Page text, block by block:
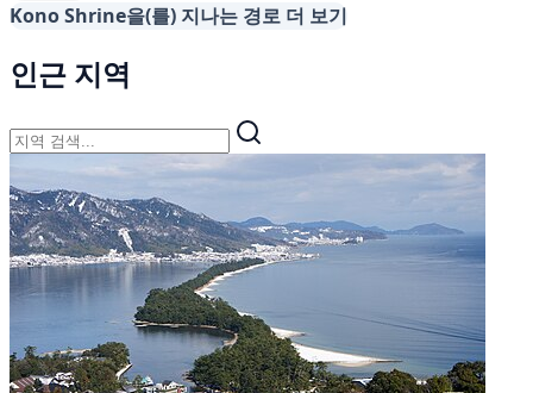
Kono Shrine을(를) 지나는 경로 더 보기
인근 지역